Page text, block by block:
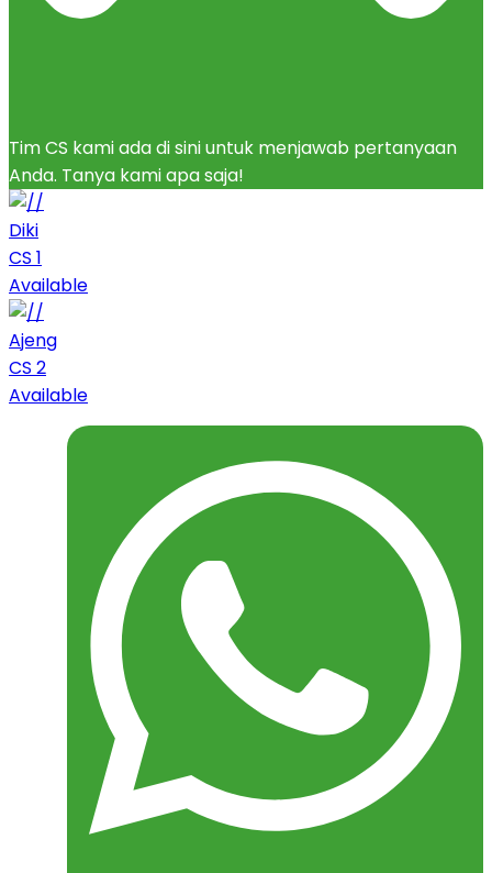
Tim CS kami ada di sini untuk menjawab pertanyaan
Anda. Tanya kami apa saja!
Diki
CS 1
Available
Ajeng
CS 2
Available